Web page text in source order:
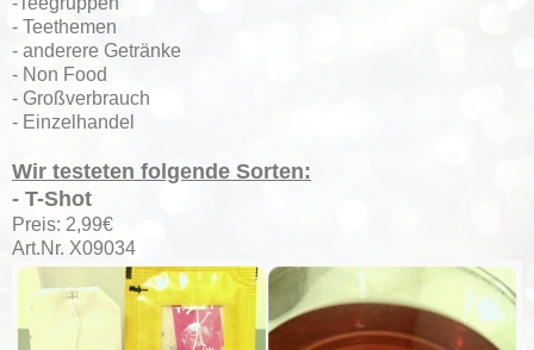
- Teethemen
- anderere Getränke
- Non Food
- Großverbrauch
- Einzelhandel
Wir testeten folgende Sorten:
- T-Shot
Preis: 2,99€
Art.Nr. X09034